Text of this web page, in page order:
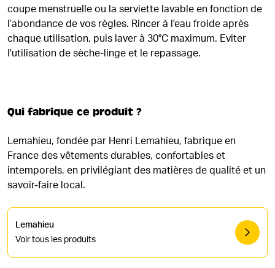
coupe menstruelle ou la serviette lavable en fonction de
l’abondance de vos règles. Rincer à l'eau froide après
chaque utilisation, puis laver à 30°C maximum. Eviter
l'utilisation de sèche-linge et le repassage.
Qui fabrique ce produit ?
Lemahieu, fondée par Henri Lemahieu, fabrique en
France des vêtements durables, confortables et
intemporels, en privilégiant des matières de qualité et un
savoir-faire local.
Lemahieu
Voir tous les produits